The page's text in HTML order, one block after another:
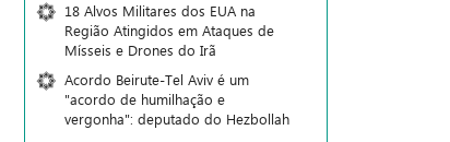
18 Alvos Militares dos EUA na
Região Atingidos em Ataques de
Mísseis e Drones do Irã
Acordo Beirute-Tel Aviv é um
"acordo de humilhação e
vergonha": deputado do Hezbollah